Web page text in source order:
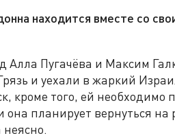
находится вместе со
Алла Пугачёва и Максим
и уехали в жаркий
кроме того, ей необходимо
планирует вернуться на
неясно.